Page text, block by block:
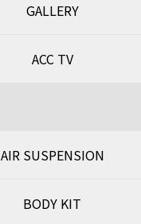
GALLERY
ACC TV
AIR SUSPENSION
BODY KIT